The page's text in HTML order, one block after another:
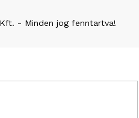
- Minden jog fenntartva!